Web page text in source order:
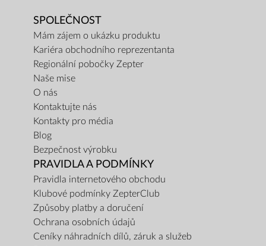
SPOLEČNOST
Mám zájem o ukázku produktu
Kariéra obchodního reprezentanta
Regionální pobočky Zepter
Naše mise
O nás
Kontaktujte nás
Kontakty pro média
Blog
Bezpečnost výrobku
PRAVIDLA A PODMÍNKY
Pravidla internetového obchodu
Klubové podmínky ZepterClub
Způsoby platby a doručení
Ochrana osobních údajů
Ceníky náhradních dílů, záruk a služeb